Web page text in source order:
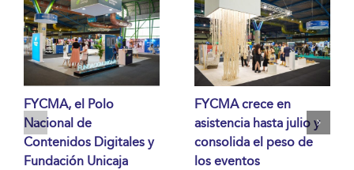
FYCMA, el Polo
Nacional de
Contenidos Digitales y
Fundación Unicaja
FYCMA crece en
asistencia hasta julio y
consolida el peso de
los eventos